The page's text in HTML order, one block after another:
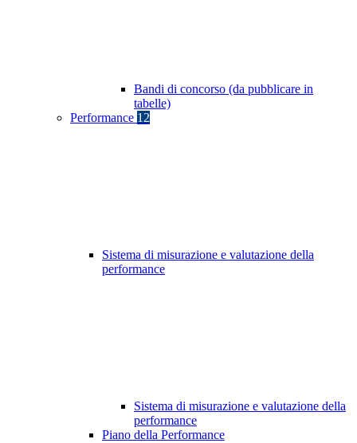
Bandi di concorso (da pubblicare in
tabelle)
Performance 12
Sistema di misurazione e valutazione della
performance
Sistema di misurazione e valutazione della
performance
Piano della Performance